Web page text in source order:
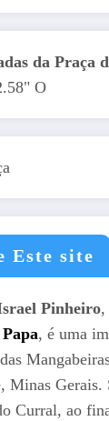
da Praça
O
Este site
Pinheiro,
, é uma
Minas Gerais.
Curral, ao